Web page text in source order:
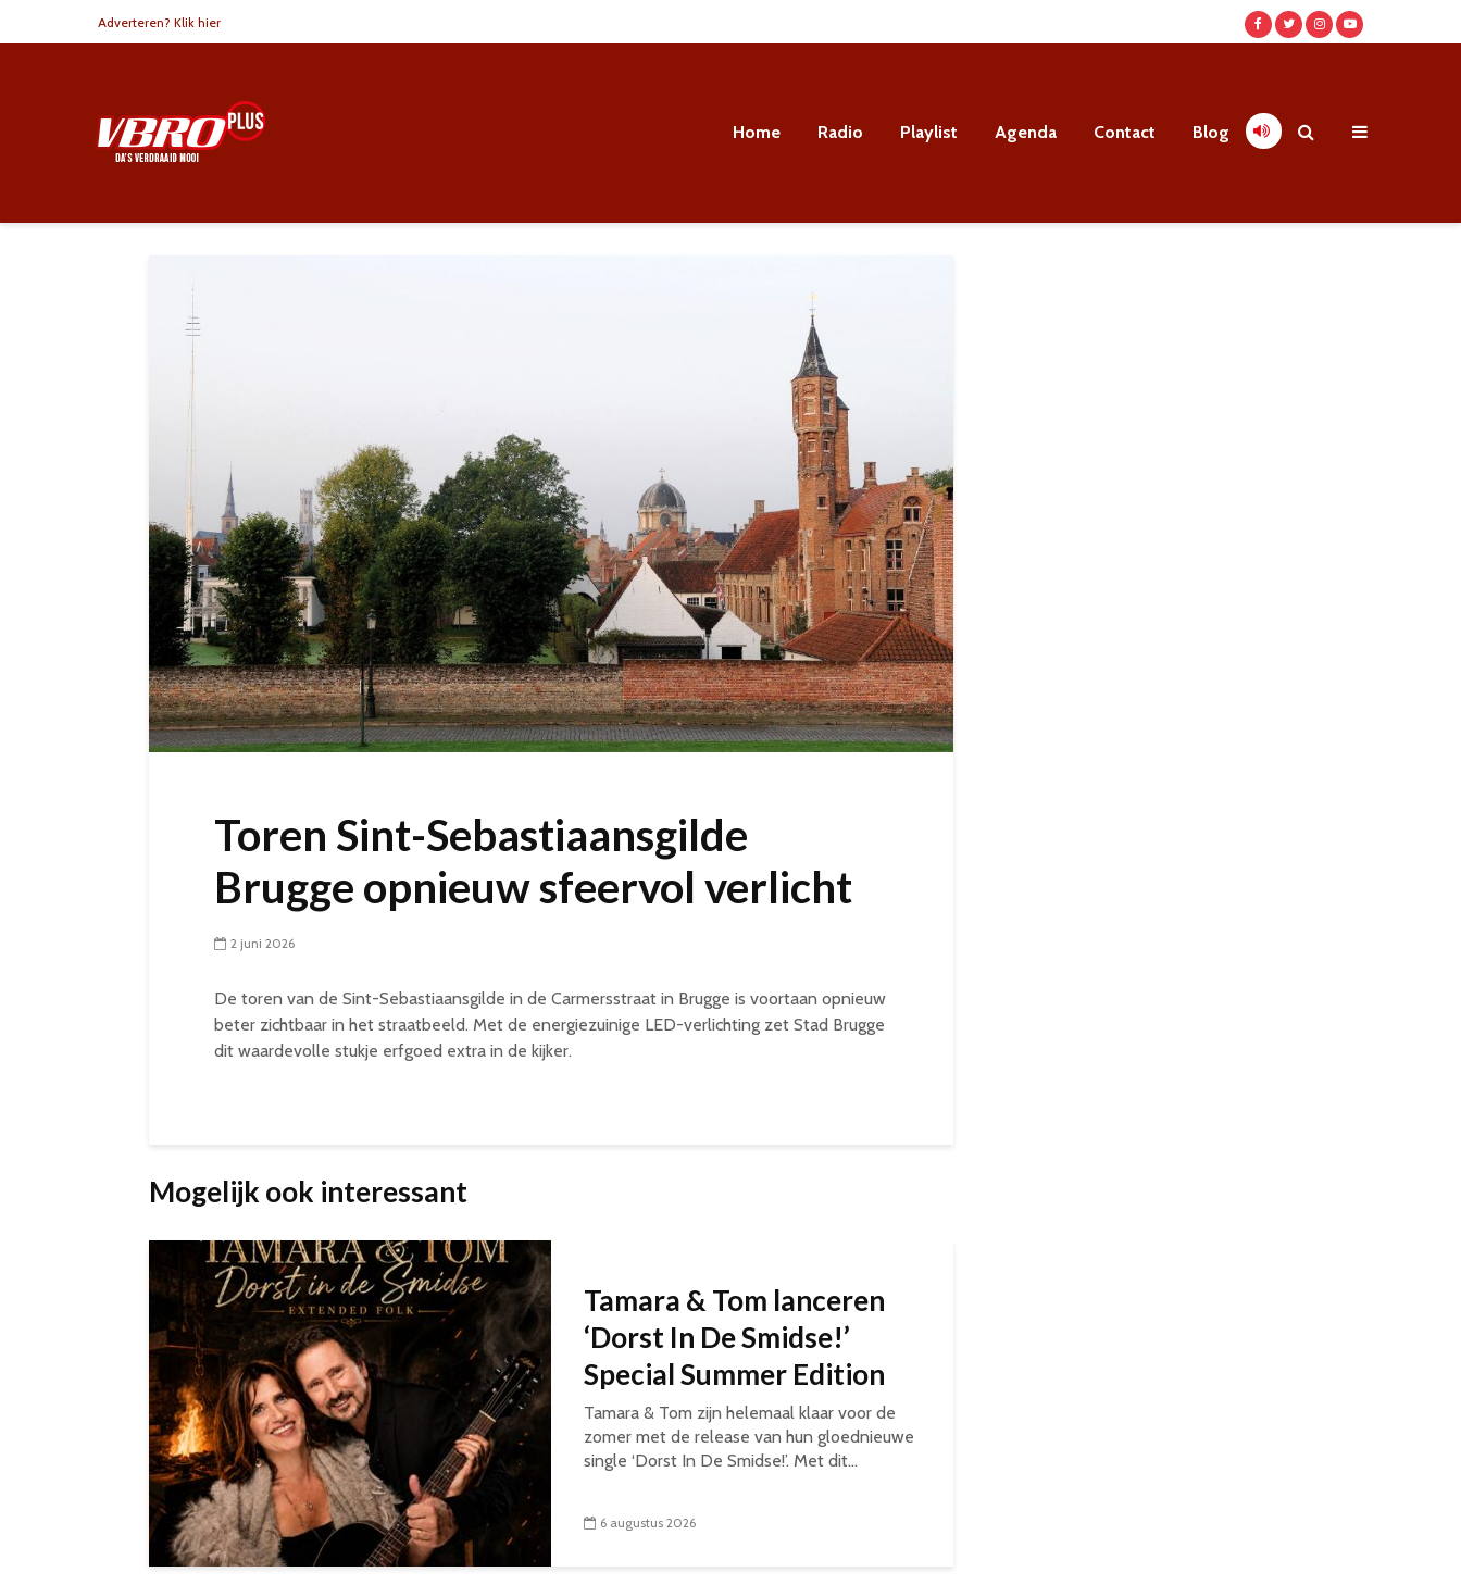
Adverteren? Klik hier
Home Radio Playlist Agenda Contact Blog
Toren Sint-Sebastiaansgilde
Brugge opnieuw sfeervol verlicht
2 juni 2026
De toren van de Sint-Sebastiaansgilde in de Carmersstraat in Brugge is voortaan opnieuw
beter zichtbaar in het straatbeeld. Met de energiezuinige LED-verlichting zet Stad Brugge
dit waardevolle stukje erfgoed extra in de kijker.
Mogelijk ook interessant
Tamara & Tom lanceren
‘Dorst In De Smidse!’
Special Summer Edition
Tamara & Tom zijn helemaal klaar voor de
zomer met de release van hun gloednieuwe
single ‘Dorst In De Smidse!’. Met dit...
6 augustus 2026